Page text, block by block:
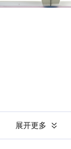
展开更多